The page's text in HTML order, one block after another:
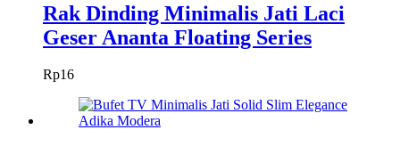
Rak Dinding Minimalis Jati Laci
Geser Ananta Floating Series
Rp16